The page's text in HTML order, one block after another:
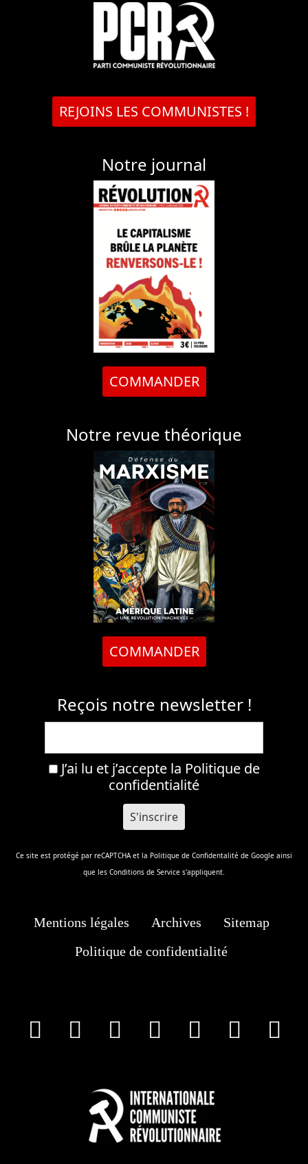
REJOINS LES COMMUNISTES !
Notre journal
COMMANDER
Notre revue théorique
COMMANDER
Reçois notre newsletter !
J’ai lu et j’accepte la Politique de
confidentialité
Ce site est protégé par reCAPTCHA et la Politique de Confidentalité de Google ainsi
que les Conditions de Service s'appliquent.
Mentions légales Archives
Sitemap
Politique de confidentialité
facebookInstagram
Youtube
Tik Tok